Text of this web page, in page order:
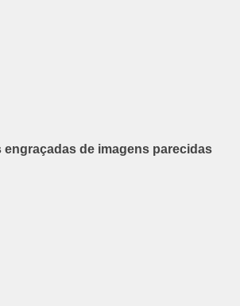
engraçadas de imagens parecidas